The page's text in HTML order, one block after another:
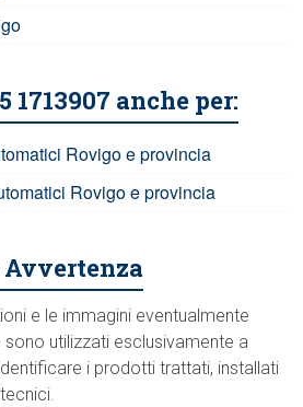
1713907 anche per:
Rovigo e provincia
Rovigo e provincia
e le immagini eventualmente
utilizzati esclusivamente a
i prodotti trattati, installati